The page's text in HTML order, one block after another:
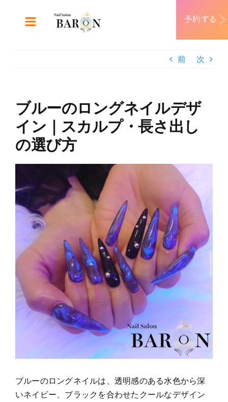
Toggle
MENU
RECRUIT
前 次
ブルーのロングネイルデザ
イン｜スカルプ・長さ出し
の選び方
Larger
Image
ブルーのロングネイルは、透明感のある水色から深
いネイビー、ブラックを合わせたクールなデザイン